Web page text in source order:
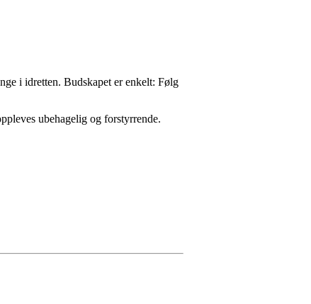
i idretten. Budskapet er enkelt: Følg
ubehagelig og forstyrrende.